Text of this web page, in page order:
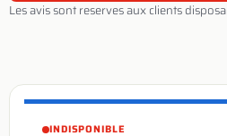
Les avis sont reserves aux clients
INDISPONIBLE